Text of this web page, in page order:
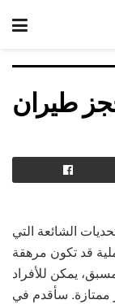
طيران
الشائعة التي
قد تكون مرهقة
يمكن للأفراد
سأقدم في